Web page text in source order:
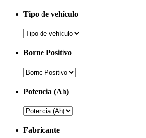
Tipo de vehículo
Borne Positivo
Potencia (Ah)
Fabricante